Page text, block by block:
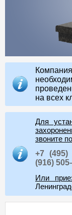
на всех
Для
звоните
+7 (495)
(916)
Или